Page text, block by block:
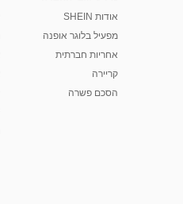
אודות SHEIN
מפעיל בלוגר אופנה
אחריות חברתית
קריירה
הסכם פשרה